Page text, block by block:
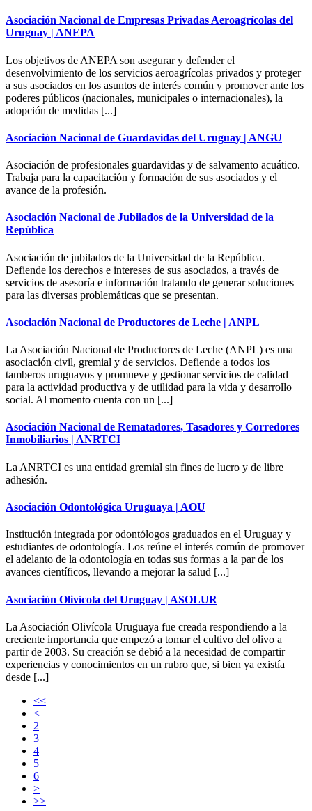
Asociación Nacional de Empresas Privadas Aeroagrícolas del
Uruguay | ANEPA
Los objetivos de ANEPA son asegurar y defender el
desenvolvimiento de los servicios aeroagrícolas privados y proteger
a sus asociados en los asuntos de interés común y promover ante los
poderes públicos (nacionales, municipales o internacionales), la
adopción de medidas [...]
Asociación Nacional de Guardavidas del Uruguay | ANGU
Asociación de profesionales guardavidas y de salvamento acuático.
Trabaja para la capacitación y formación de sus asociados y el
avance de la profesión.
Asociación Nacional de Jubilados de la Universidad de la
República
Asociación de jubilados de la Universidad de la República.
Defiende los derechos e intereses de sus asociados, a través de
servicios de asesoría e información tratando de generar soluciones
para las diversas problemáticas que se presentan.
Asociación Nacional de Productores de Leche | ANPL
La Asociación Nacional de Productores de Leche (ANPL) es una
asociación civil, gremial y de servicios. Defiende a todos los
tamberos uruguayos y promueve y gestionar servicios de calidad
para la actividad productiva y de utilidad para la vida y desarrollo
social. Al momento cuenta con un [...]
Asociación Nacional de Rematadores, Tasadores y Corredores
Inmobiliarios | ANRTCI
La ANRTCI es una entidad gremial sin fines de lucro y de libre
adhesión.
Asociación Odontológica Uruguaya | AOU
Institución integrada por odontólogos graduados en el Uruguay y
estudiantes de odontología. Los reúne el interés común de promover
el adelanto de la odontología en todas sus formas a la par de los
avances científicos, llevando a mejorar la salud [...]
Asociación Olivícola del Uruguay | ASOLUR
La Asociación Olivícola Uruguaya fue creada respondiendo a la
creciente importancia que empezó a tomar el cultivo del olivo a
partir de 2003. Su creación se debió a la necesidad de compartir
experiencias y conocimientos en un rubro que, si bien ya existía
desde [...]
<<
<
2
3
4
5
6
>
>>